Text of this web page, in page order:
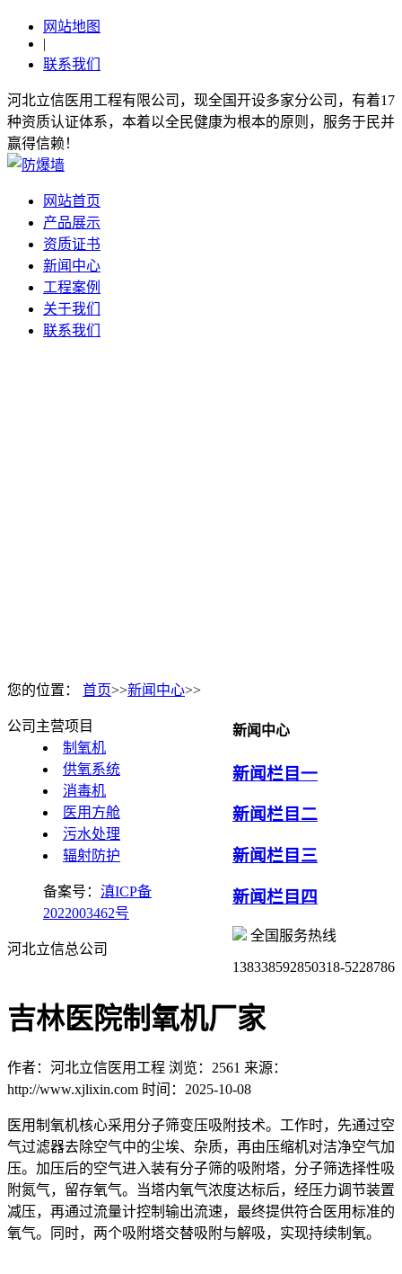
网站地图
|
联系我们
河北立信医用工程有限公司，现全国开设多家分公司，有着17
种资质认证体系，本着以全民健康为根本的原则，服务于民并
赢得信赖！
网站首页
产品展示
资质证书
新闻中心
工程案例
关于我们
联系我们
您的位置： 首页>>新闻中心>>
新闻中心
新闻栏目一
新闻栏目二
新闻栏目三
新闻栏目四
全国服务热线
138338592850318-5228786
吉林医院制氧机厂家
作者：河北立信医用工程 浏览：2561 来源：
http://www.xjlixin.com 时间：2025-10-08
医用制氧机核心采用分子筛变压吸附技术。工作时，先通过空
气过滤器去除空气中的尘埃、杂质，再由压缩机对洁净空气加
压。加压后的空气进入装有分子筛的吸附塔，分子筛选择性吸
附氮气，留存氧气。当塔内氧气浓度达标后，经压力调节装置
减压，再通过流量计控制输出流速，最终提供符合医用标准的
氧气。同时，两个吸附塔交替吸附与解吸，实现持续制氧。
公司主营项目
制氧机
供氧系统
消毒机
医用方舱
污水处理
辐射防护
备案号： 滇ICP备
2022003462号
河北立信总公司